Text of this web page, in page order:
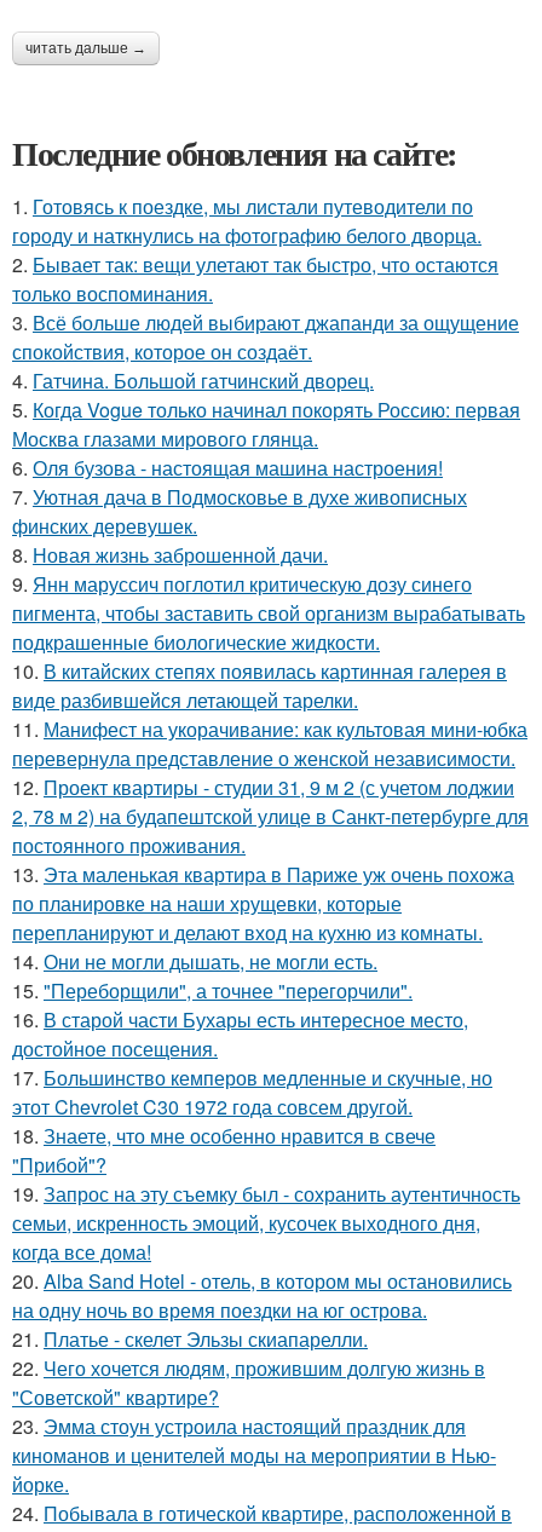
читать дальше →
Последние обновления на сайте:
1. Готовясь к поездке, мы листали путеводители по
городу и наткнулись на фотографию белого дворца.
2. Бывает так: вещи улетают так быстро, что остаются
только воспоминания.
3. Всё больше людей выбирают джапанди за ощущение
спокойствия, которое он создаёт.
4. Гатчина. Большой гатчинский дворец.
5. Когда Vogue только начинал покорять Россию: первая
Москва глазами мирового глянца.
6. Оля бузова - настоящая машина настроения!
7. Уютная дача в Подмосковье в духе живописных
финских деревушек.
8. Новая жизнь заброшенной дачи.
9. Янн маруссич поглотил критическую дозу синего
пигмента, чтобы заставить свой организм вырабатывать
подкрашенные биологические жидкости.
10. В китайских степях появилась картинная галерея в
виде разбившейся летающей тарелки.
11. Манифест на укорачивание: как культовая мини-юбка
перевернула представление о женской независимости.
12. Проект квартиры - студии 31, 9 м 2 (с учетом лоджии
2, 78 м 2) на будапештской улице в Санкт-петербурге для
постоянного проживания.
13. Эта маленькая квартира в Париже уж очень похожа
по планировке на наши хрущевки, которые
перепланируют и делают вход на кухню из комнаты.
14. Они не могли дышать, не могли есть.
15. "Переборщили", а точнее "перегорчили".
16. В старой части Бухары есть интересное место,
достойное посещения.
17. Большинство кемперов медленные и скучные, но
этот Chevrolet C30 1972 года совсем другой.
18. Знаете, что мне особенно нравится в свече
"Прибой"?
19. Запрос на эту съемку был - сохранить аутентичность
семьи, искренность эмоций, кусочек выходного дня,
когда все дома!
20. Alba Sand Hotel - отель, в котором мы остановились
на одну ночь во время поездки на юг острова.
21. Платье - скелет Эльзы скиапарелли.
22. Чего хочется людям, прожившим долгую жизнь в
"Советской" квартире?
23. Эмма стоун устроила настоящий праздник для
киноманов и ценителей моды на мероприятии в Нью-
йорке.
24. Побывала в готической квартире, расположенной в